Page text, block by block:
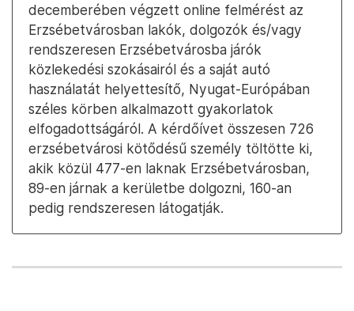
decemberében végzett online felmérést az
Erzsébetvárosban lakók, dolgozók és/vagy
rendszeresen Erzsébetvárosba járók
közlekedési szokásairól és a saját autó
használatát helyettesítő, Nyugat-Európában
széles körben alkalmazott gyakorlatok
elfogadottságáról. A kérdőívet összesen 726
erzsébetvárosi kötődésű személy töltötte ki,
akik közül 477-en laknak Erzsébetvárosban,
89-en járnak a kerületbe dolgozni, 160-an
pedig rendszeresen látogatják.